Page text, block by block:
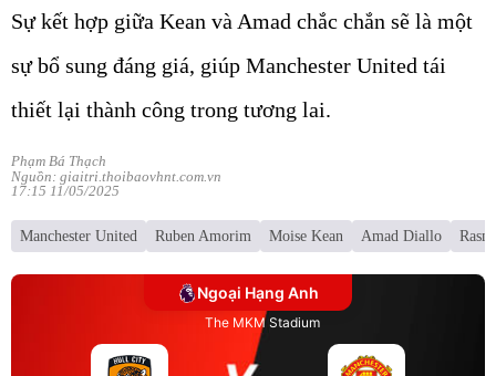
Sự kết hợp giữa Kean và Amad chắc chắn sẽ là một
sự bổ sung đáng giá, giúp Manchester United tái
thiết lại thành công trong tương lai.
Phạm Bá Thạch
Nguồn: giaitri.thoibaovhnt.com.vn
17:15 11/05/2025
Manchester United Ruben Amorim Moise Kean Amad Diallo
Ngoại Hạng Anh
The MKM Stadium